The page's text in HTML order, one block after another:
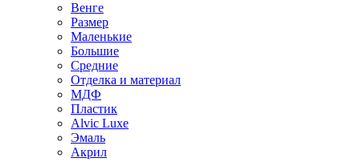
Венге
Размер
Маленькие
Большие
Средние
Отделка и материал
МДФ
Пластик
Alvic Luxe
Эмаль
Акрил